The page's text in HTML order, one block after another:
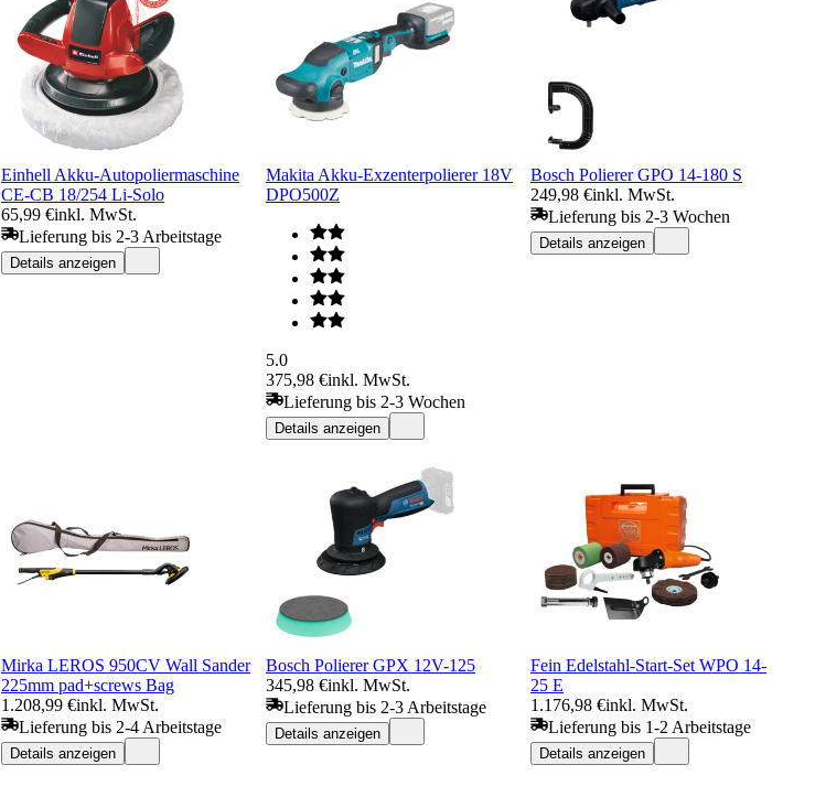
Einhell Akku-Autopoliermaschine
CE-CB 18/254 Li-Solo
65,99 €inkl. MwSt.
Lieferung bis 2-3 Arbeitstage
Details anzeigen
Makita Akku-Exzenterpolierer 18V
DPO500Z
5.0
375,98 €inkl. MwSt.
Lieferung bis 2-3 Wochen
Details anzeigen
Bosch Polierer GPO 14-180 S
249,98 €inkl. MwSt.
Lieferung bis 2-3 Wochen
Details anzeigen
Mirka LEROS 950CV Wall Sander
225mm pad+screws Bag
1.208,99 €inkl. MwSt.
Lieferung bis 2-4 Arbeitstage
Details anzeigen
Bosch Polierer GPX 12V-125
345,98 €inkl. MwSt.
Lieferung bis 2-3 Arbeitstage
Details anzeigen
Fein Edelstahl-Start-Set WPO 14-
25 E
1.176,98 €inkl. MwSt.
Lieferung bis 1-2 Arbeitstage
Details anzeigen